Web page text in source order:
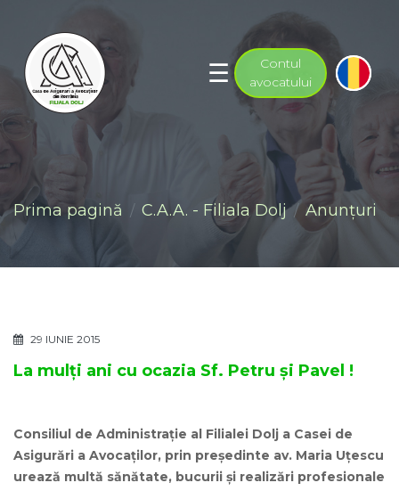
Contul
avocatului
Prima pagină C.A.A. - Filiala Dolj Anunţuri
29 IUNIE 2015
La mulți ani cu ocazia Sf. Petru şi Pavel !
Consiliul de Administrație al Filialei Dolj a Casei de
Asigurări a Avocaților, prin președinte av. Maria Uțescu
urează multă sănătate, bucurii și realizări profesionale